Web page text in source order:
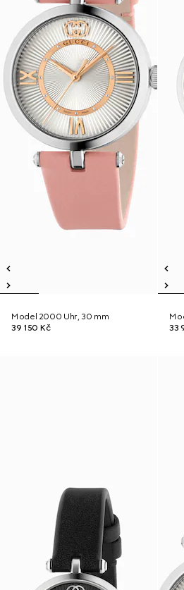
Model 2000 Uhr, 30 mm
39 150 Kč
33